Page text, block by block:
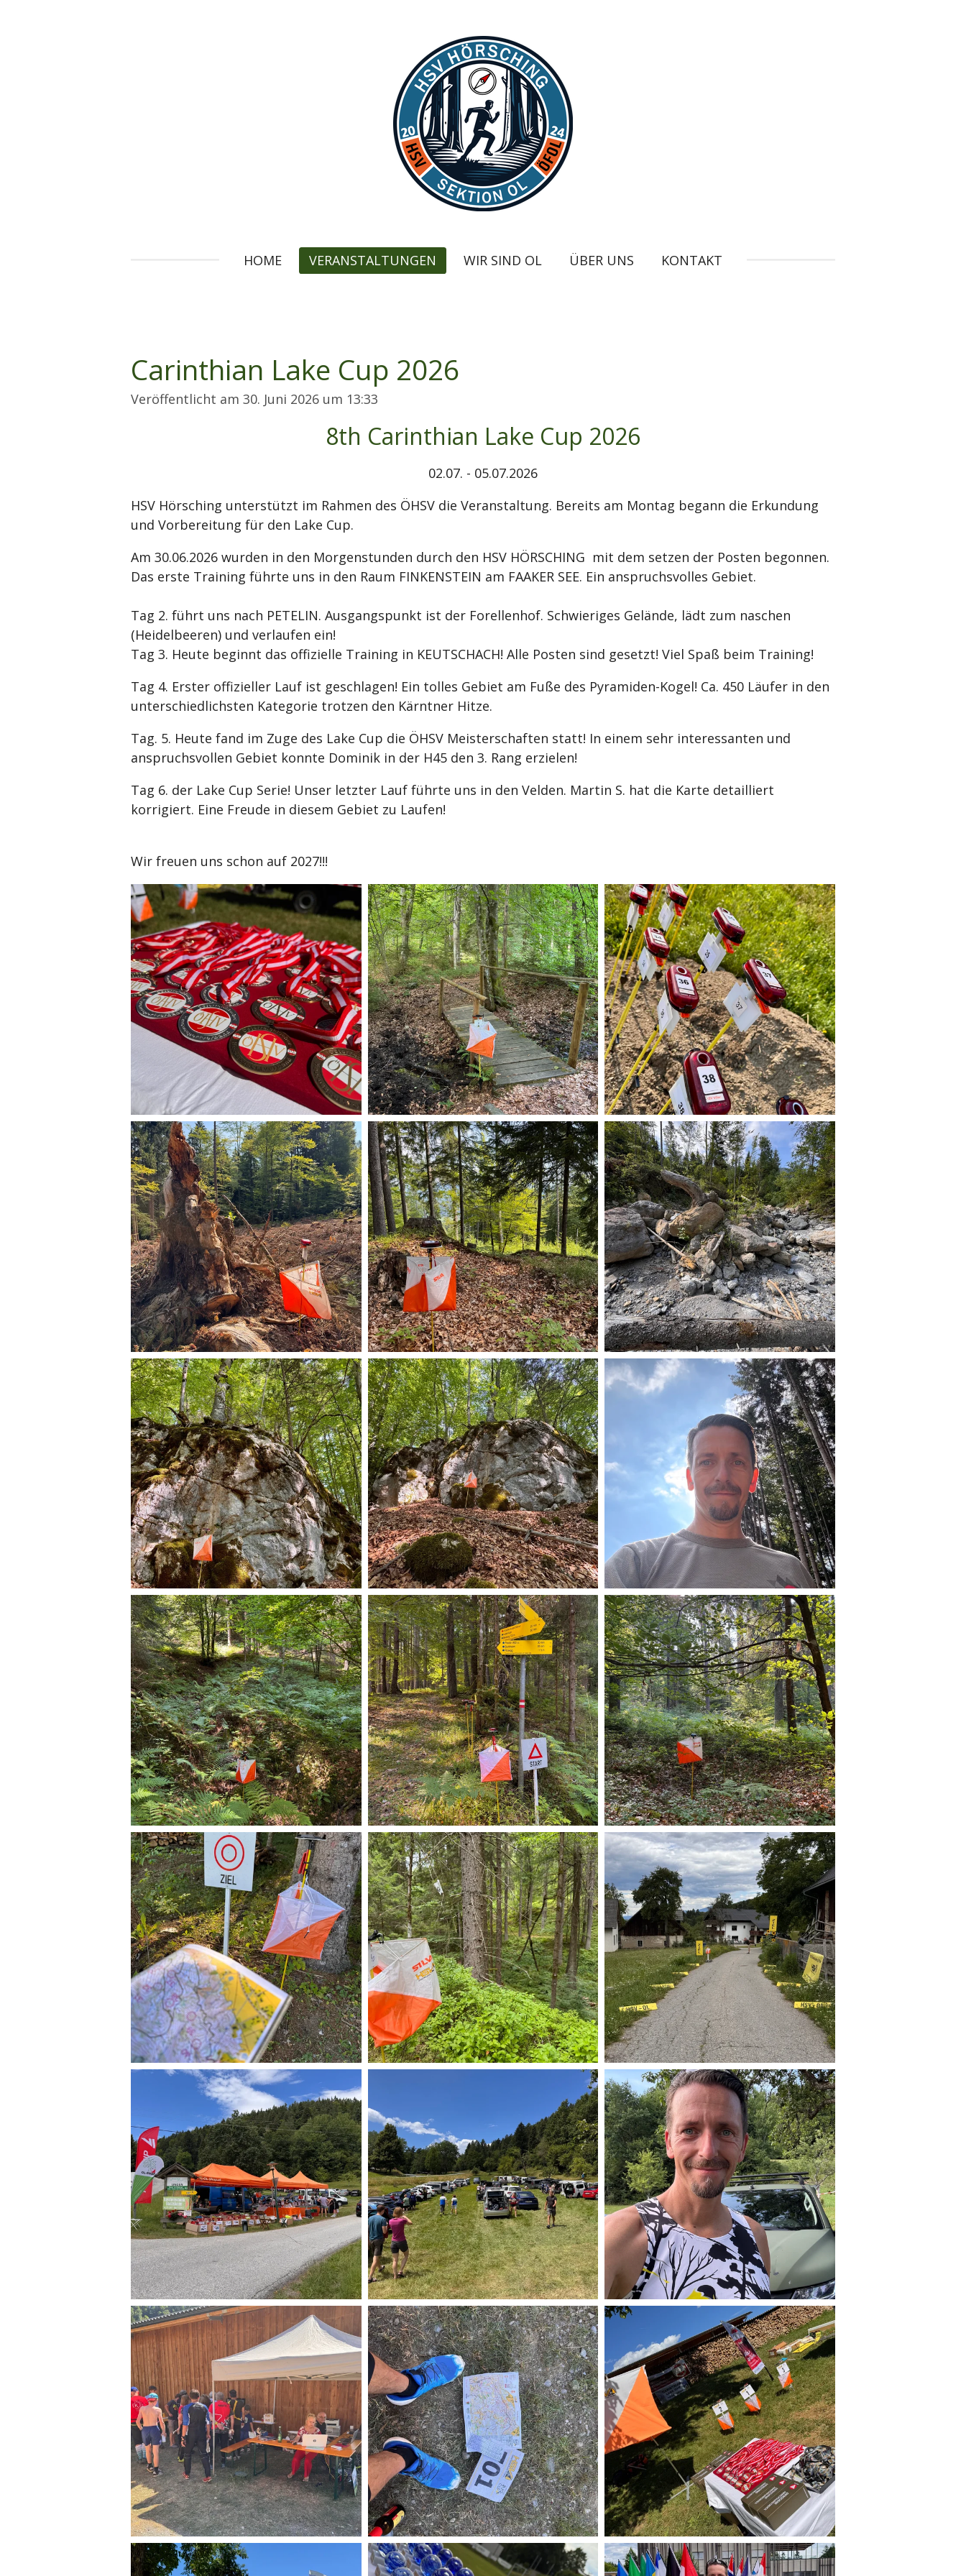
HOME VERANSTALTUNGEN WIR SIND OL ÜBER UNS KONTAKT
Carinthian Lake Cup 2026
Veröffentlicht am 30. Juni 2026 um 13:33
8th Carinthian Lake Cup 2026
02.07. - 05.07.2026
HSV Hörsching unterstützt im Rahmen des ÖHSV die Veranstaltung. Bereits am Montag begann die Erkundung
und Vorbereitung für den Lake Cup.
Am 30.06.2026 wurden in den Morgenstunden durch den HSV HÖRSCHING mit dem setzen der Posten begonnen.
Das erste Training führte uns in den Raum FINKENSTEIN am FAAKER SEE. Ein anspruchsvolles Gebiet.
Tag 2. führt uns nach PETELIN. Ausgangspunkt ist der Forellenhof. Schwieriges Gelände, lädt zum naschen
(Heidelbeeren) und verlaufen ein!
Tag 3. Heute beginnt das offizielle Training in KEUTSCHACH! Alle Posten sind gesetzt! Viel Spaß beim Training!
Tag 4. Erster offizieller Lauf ist geschlagen! Ein tolles Gebiet am Fuße des Pyramiden-Kogel! Ca. 450 Läufer in den
unterschiedlichsten Kategorie trotzen den Kärntner Hitze.
Tag. 5. Heute fand im Zuge des Lake Cup die ÖHSV Meisterschaften statt! In einem sehr interessanten und
anspruchsvollen Gebiet konnte Dominik in der H45 den 3. Rang erzielen!
Tag 6. der Lake Cup Serie! Unser letzter Lauf führte uns in den Velden. Martin S. hat die Karte detailliert
korrigiert. Eine Freude in diesem Gebiet zu Laufen!
Wir freuen uns schon auf 2027!!!